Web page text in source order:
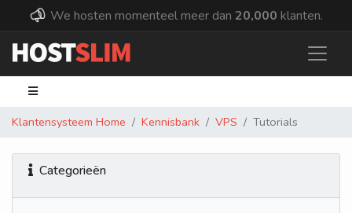
We hosten momenteel meer dan 20,000 klanten.
Klantensysteem Home Kennisbank VPS Tutorials
Categorieën